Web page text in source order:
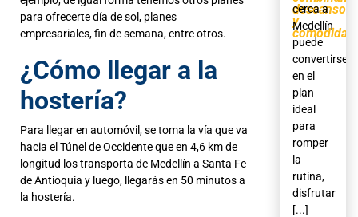
para ofrecerte día de sol, planes
empresariales, fin de semana, entre otros.
¿Cómo llegar a la
hostería?
Para llegar en automóvil, se toma la vía que va
hacia el Túnel de Occidente que en 4,6 km de
longitud los transporta de Medellín a Santa Fe
de Antioquia y luego, llegarás en 50 minutos a
la hostería.
descanso
y
comodidad
cerca a
Medellín
puede
convertirse
en el
plan
ideal
para
romper
la
rutina,
disfrutar
[...]